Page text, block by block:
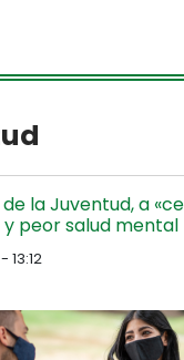
la Juventud, a
peor salud mental
13:12